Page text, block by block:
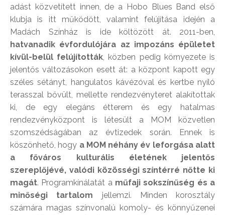
adást közvetített innen, de a Hobo Blues Band első
klubja is itt működött, valamint felújítása idején a
Madách Színház is ide költözött át. 2011-ben,
hatvanadik évfordulójára az impozáns épületet
kívül-belül felújították, közben pedig környezete is
jelentős változásokon esett át: a központ kapott egy
széles sétányt, hangulatos kávézóval és kertbe nyíló
terasszal bővült, mellette rendezvényteret alakítottak
ki, de egy elegáns étterem és egy hatalmas
rendezvényközpont is létesült a MOM közvetlen
szomszédságában az évtizedek során. Ennek is
köszönhető, hogy a MOM néhány év leforgása alatt
a főváros kulturális életének jelentős
szereplőjévé, valódi közösségi színtérré nőtte ki
magát. Programkínálatát a műfaji sokszínűség és a
minőségi tartalom jellemzi. Minden korosztály
számára magas színvonalú komoly- és könnyűzenei